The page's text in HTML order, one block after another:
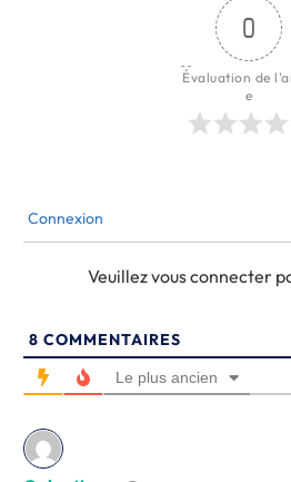
0
Évaluation de
e
Connexion
Veuillez vous connecter
8 COMMENTAIRES
Le plus ancien